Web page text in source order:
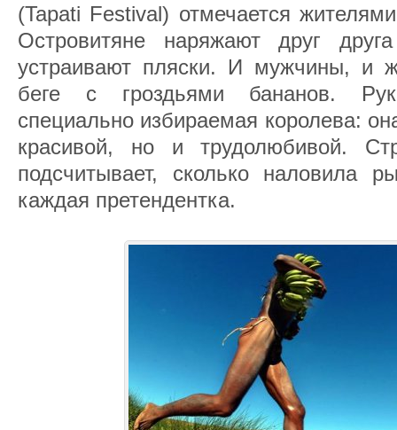
(Tapati Festival) отмечается
Островитяне наряжают друг
устраивают пляски. И мужчины, и
беге с гроздьями бананов.
специально избираемая королева:
красивой, но и трудолюбивой.
подсчитывает, сколько наловила
каждая претендентка.